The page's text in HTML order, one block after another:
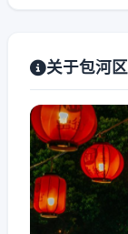
关于包河区